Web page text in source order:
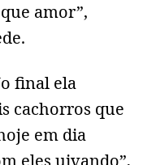
amor”,
final ela
cachorros que
em dia